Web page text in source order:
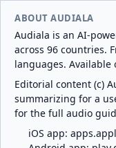
ABOUT AUDIALA
Audiala is an AI-
across 96 countries.
languages. Available
Editorial content (c)
summarizing for a
for the full audio
iOS app: